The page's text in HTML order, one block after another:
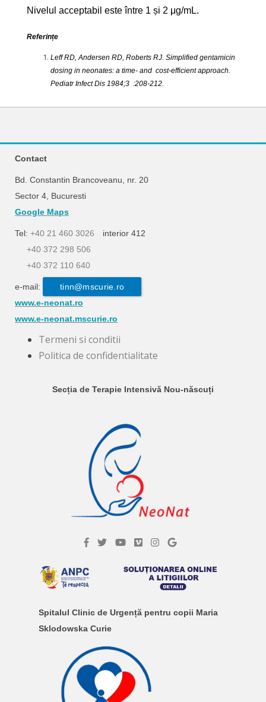
Nivelul acceptabil este între 1 și 2 μg/mL.
Referințe
Leff RD, Andersen RD, Roberts RJ. Simplified gentamicin
dosing in neonates: a time- and cost-efficient approach.
Pediatr Infect Dis 1984;3 :208-212.
Contact
Bd. Constantin Brancoveanu, nr. 20
Sector 4, Bucuresti
Google Maps
Tel: +40 21 460 3026
interior 412
+40 372 298 506
+40 372 110 640
e-mail:
tinn@mscurie.ro
www.e-neonat.ro
www.e-neonat.mscurie.ro
Termeni si conditii
Politica de confidentialitate
Secția de Terapie Intensivă Nou-născuți
Spitalul Clinic de Urgență pentru copii Maria
Sklodowska Curie